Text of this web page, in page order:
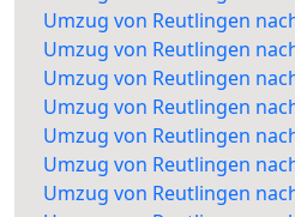
Umzug von Reutlingen
Umzug von Reutlingen
Umzug von Reutlingen
Umzug von Reutlingen
Umzug von Reutlingen
Umzug von Reutlingen
Umzug von Reutlingen